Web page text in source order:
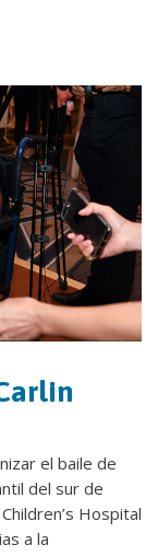
el baile de
del sur de
Hospital
a la